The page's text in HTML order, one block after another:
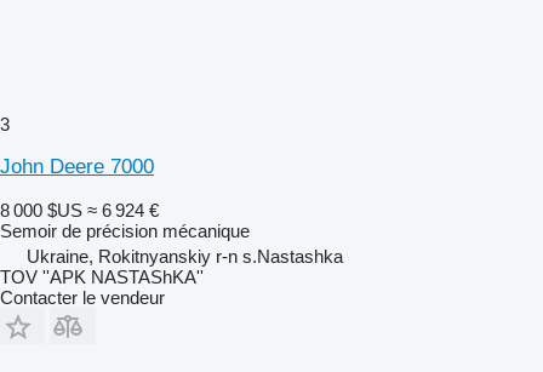
3
John Deere 7000
8 000 $US ≈ 6 924 €
Semoir de précision mécanique
Ukraine, Rokitnyanskiy r-n s.Nastashka
TOV ''APK NASTAShKA''
Contacter le vendeur